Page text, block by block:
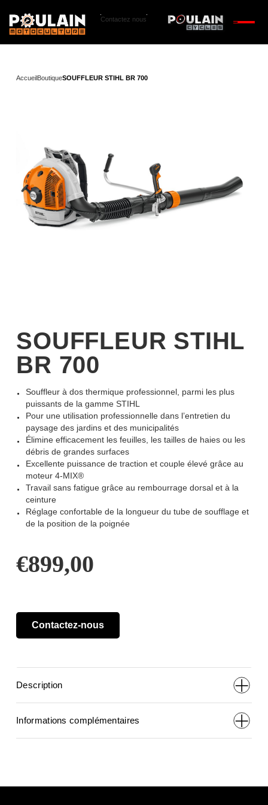
Contactez nous
AccueilBoutiqueSOUFFLEUR STIHL BR 700
SOUFFLEUR STIHL
BR 700
Souffleur à dos thermique professionnel, parmi les plus
puissants de la gamme STIHL
Pour une utilisation professionnelle dans l’entretien du
paysage des jardins et des municipalités
Élimine efficacement les feuilles, les tailles de haies ou les
débris de grandes surfaces
Excellente puissance de traction et couple élevé grâce au
moteur 4-MIX®
Travail sans fatigue grâce au rembourrage dorsal et à la
ceinture
Réglage confortable de la longueur du tube de soufflage et
de la position de la poignée
€899,00
Contactez-nous
Description
Informations complémentaires